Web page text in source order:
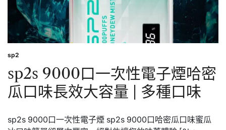
口
味
長
效
大
|
多
種
口
Posted
sp2
sp2s 9000口一次性電子煙哈密
瓜口味長效大容量 | 多種口味
sp2s 9000口一次性電子煙 sp2s 9000口哈密瓜口味蜜瓜